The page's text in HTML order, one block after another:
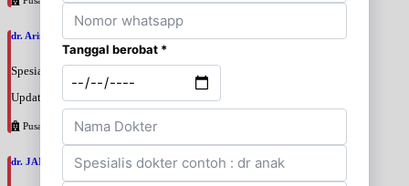
dr. Arini Purwono, SpP
Spesialis: Paru
Update terakhir: 2026-08-07 20:25:58
Pusat Pertamina
dr. JANUAR HABIBI, SpP